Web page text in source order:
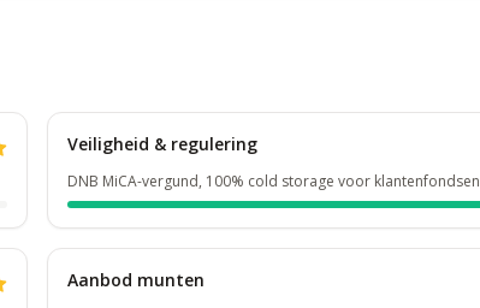
Veiligheid & regulering
DNB MiCA-vergund, 100% cold storage voor klantenfondsen
Aanbod munten